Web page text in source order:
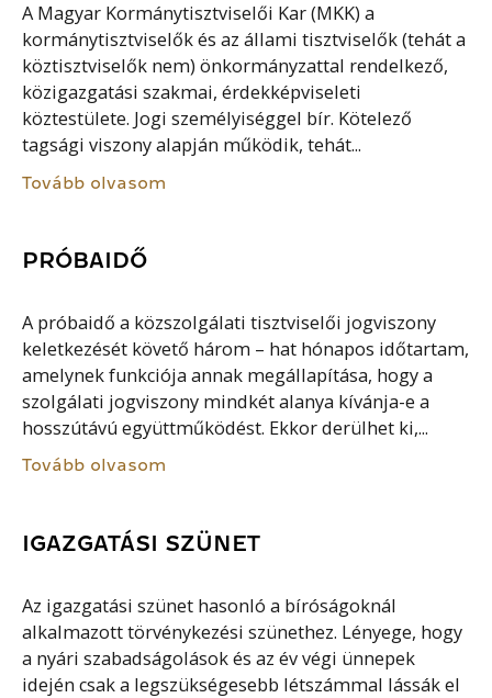
A Magyar Kormánytisztviselői Kar (MKK) a
kormánytisztviselők és az állami tisztviselők (tehát a
köztisztviselők nem) önkormányzattal rendelkező,
közigazgatási szakmai, érdekképviseleti
köztestülete. Jogi személyiséggel bír. Kötelező
tagsági viszony alapján működik, tehát...
Tovább olvasom
PRÓBAIDŐ
A próbaidő a közszolgálati tisztviselői jogviszony
keletkezését követő három – hat hónapos időtartam,
amelynek funkciója annak megállapítása, hogy a
szolgálati jogviszony mindkét alanya kívánja-e a
hosszútávú együttműködést. Ekkor derülhet ki,...
Tovább olvasom
IGAZGATÁSI SZÜNET
Az igazgatási szünet hasonló a bíróságoknál
alkalmazott törvénykezési szünethez. Lényege, hogy
a nyári szabadságolások és az év végi ünnepek
idején csak a legszükségesebb létszámmal lássák el